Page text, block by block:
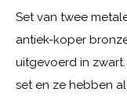
Set van twee
antiek-koper
uitgevoerd in
set en ze hebben